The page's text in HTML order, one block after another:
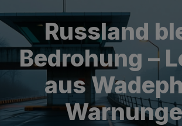
Russland
Bedrohung –
aus